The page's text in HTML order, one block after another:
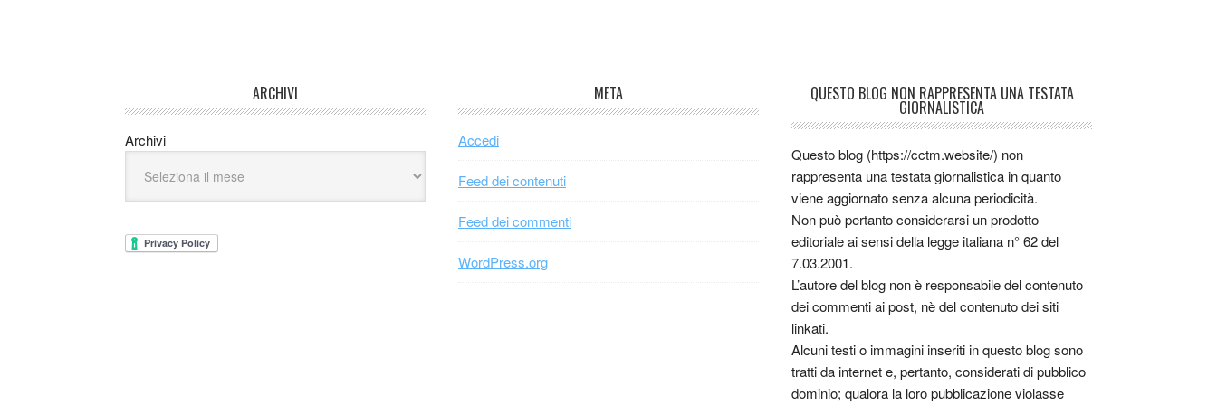
ARCHIVI
Archivi
META
Accedi
Feed dei contenuti
Feed dei commenti
WordPress.org
QUESTO BLOG NON RAPPRESENTA UNA TESTATA
GIORNALISTICA
Questo blog (https://cctm.website/) non
rappresenta una testata giornalistica in quanto
viene aggiornato senza alcuna periodicità.
Non può pertanto considerarsi un prodotto
editoriale ai sensi della legge italiana n° 62 del
7.03.2001.
L’autore del blog non è responsabile del contenuto
dei commenti ai post, nè del contenuto dei siti
linkati.
Alcuni testi o immagini inseriti in questo blog sono
tratti da internet e, pertanto, considerati di pubblico
dominio; qualora la loro pubblicazione violasse